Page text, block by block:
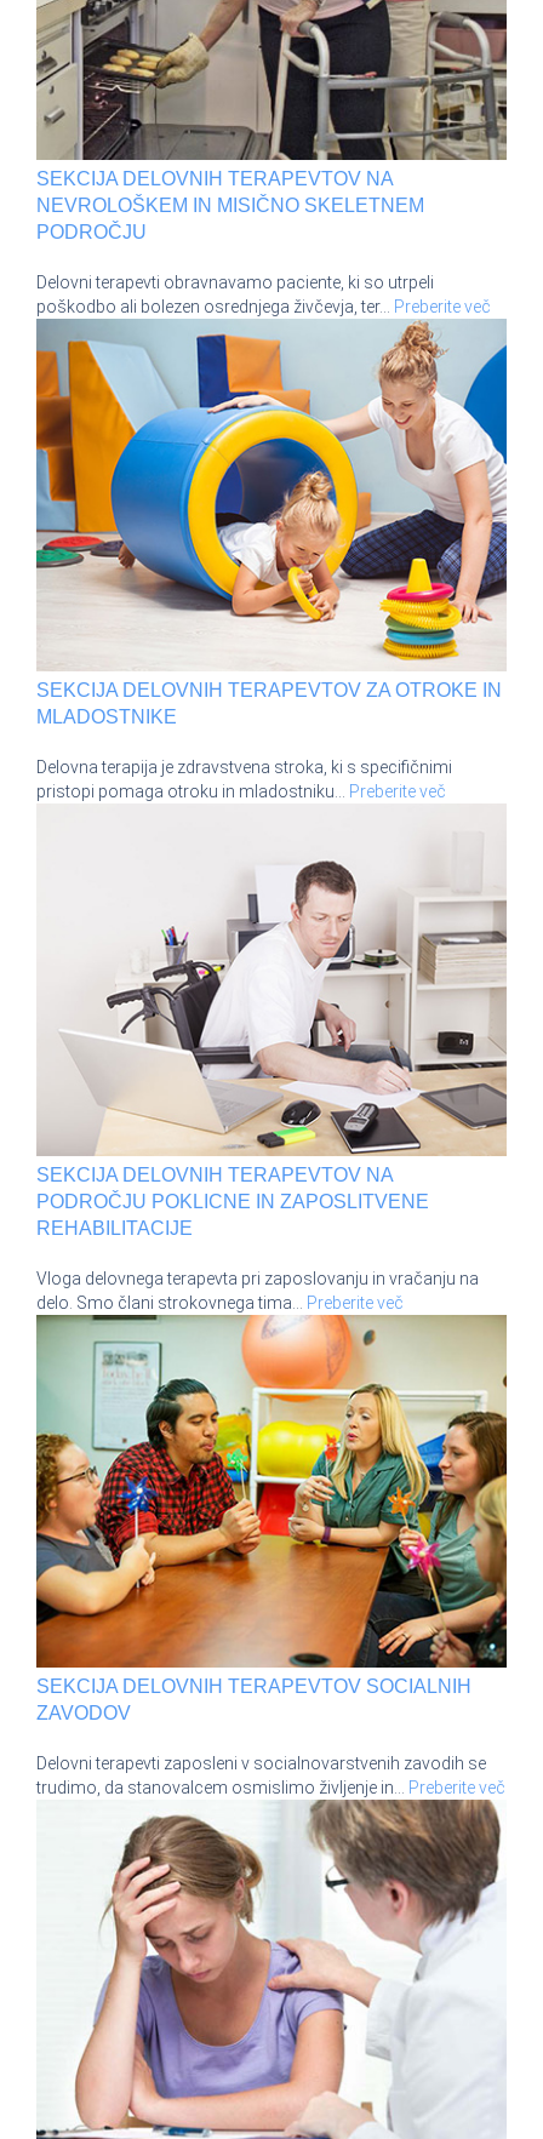
SEKCIJA DELOVNIH TERAPEVTOV NA
NEVROLOŠKEM IN MISIČNO SKELETNEM
PODROČJU
Delovni terapevti obravnavamo paciente, ki so utrpeli
poškodbo ali bolezen osrednjega živčevja, ter… Preberite več
SEKCIJA DELOVNIH TERAPEVTOV ZA OTROKE IN
MLADOSTNIKE
Delovna terapija je zdravstvena stroka, ki s specifičnimi
pristopi pomaga otroku in mladostniku
Preberite več
SEKCIJA DELOVNIH TERAPEVTOV NA
PODROČJU POKLICNE IN ZAPOSLITVENE
REHABILITACIJE
Vloga delovnega terapevta pri zaposlovanju in vračanju na
delo. Smo člani strokovnega tima
Preberite več
SEKCIJA DELOVNIH TERAPEVTOV SOCIALNIH
ZAVODOV
Delovni terapevti zaposleni v socialnovarstvenih zavodih se
trudimo, da stanovalcem osmislimo življenje in
Preberite več